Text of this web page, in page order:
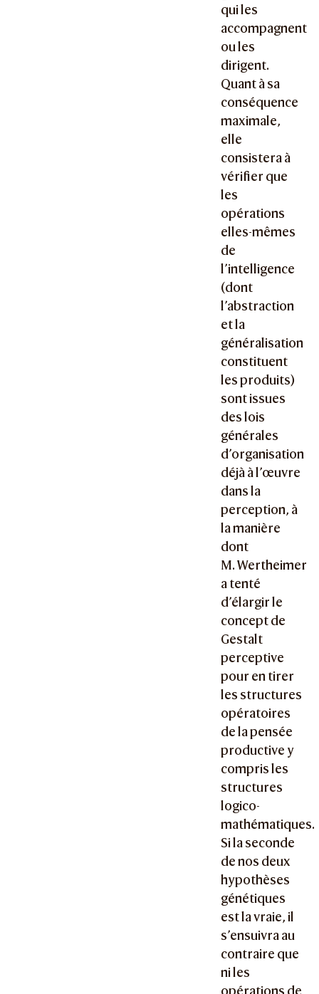
qui les
accompagnent
ou les
dirigent.
Quant à sa
conséquence
maximale,
elle
consistera à
vérifier que
les
opérations
elles-mêmes
de
l’intelligence
(dont
l’abstraction
et la
généralisation
constituent
les produits)
sont issues
des lois
générales
d’organisation
déjà à l’œuvre
dans la
perception, à
la manière
dont
M. Wertheimer
a tenté
d’élargir le
concept de
Gestalt
perceptive
pour en tirer
les structures
opératoires
de la pensée
productive y
compris les
structures
logico-
mathématiques.
Si la seconde
de nos deux
hypothèses
génétiques
est la vraie, il
s’ensuivra au
contraire que
ni les